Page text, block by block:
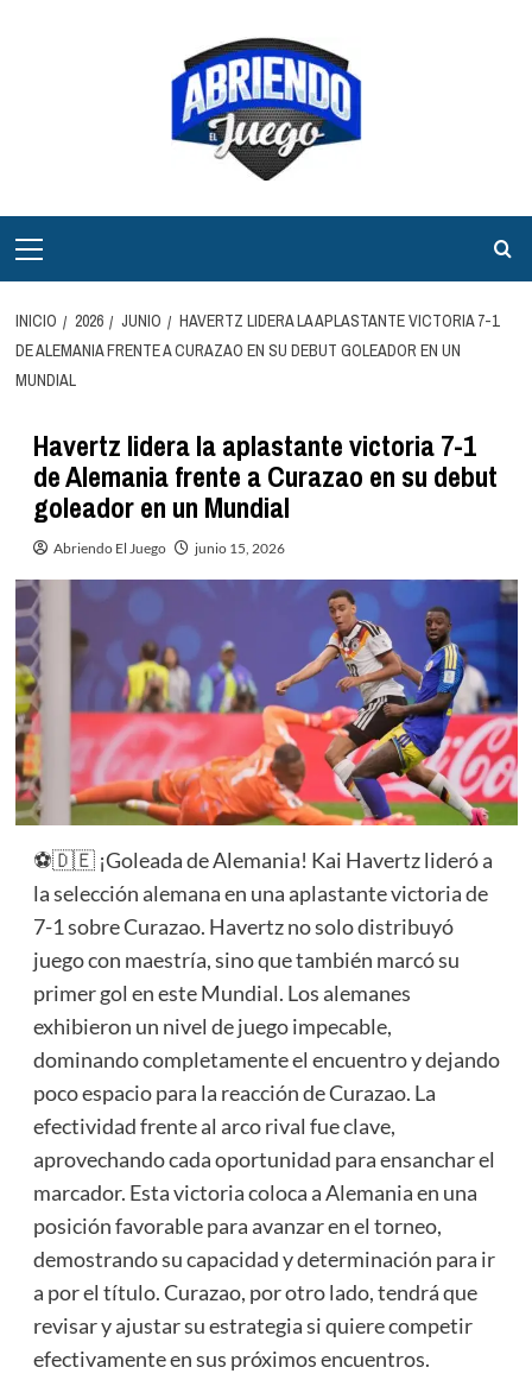
principal
INICIO 2026 JUNIO
HAVERTZ LIDERA LA APLASTANTE VICTORIA 7-1
DE ALEMANIA FRENTE A CURAZAO EN SU DEBUT GOLEADOR EN UN
MUNDIAL
Havertz lidera la aplastante victoria 7-1
de Alemania frente a Curazao en su debut
goleador en un Mundial
Abriendo El Juego junio 15, 2026
⚽️🇩🇪 ¡Goleada de Alemania! Kai Havertz lideró a
la selección alemana en una aplastante victoria de
7-1 sobre Curazao. Havertz no solo distribuyó
juego con maestría, sino que también marcó su
primer gol en este Mundial. Los alemanes
exhibieron un nivel de juego impecable,
dominando completamente el encuentro y dejando
poco espacio para la reacción de Curazao. La
efectividad frente al arco rival fue clave,
aprovechando cada oportunidad para ensanchar el
marcador. Esta victoria coloca a Alemania en una
posición favorable para avanzar en el torneo,
demostrando su capacidad y determinación para ir
a por el título. Curazao, por otro lado, tendrá que
revisar y ajustar su estrategia si quiere competir
efectivamente en sus próximos encuentros.